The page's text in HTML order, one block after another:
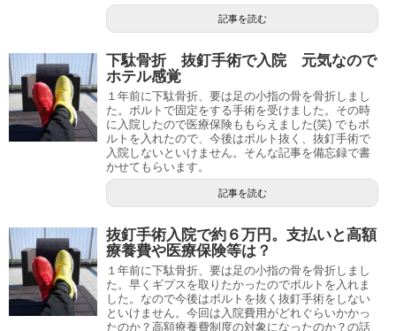
記事を読む
下駄骨折 抜釘手術で入院 元気なので
ホテル感覚
１年前に下駄骨折、要は足の小指の骨を骨折しまし
た。ボルトで固定をする手術を受けました。その時
に入院したので医療保険ももらえました(笑) でもボ
ルトを入れたので、今後はボルト抜く、抜釘手術で
入院しないといけません。そんな記事を備忘録で書
かせてもらいます。
記事を読む
抜釘手術入院で約６万円。支払いと高額
療養費や医療保険等は？
１年前に下駄骨折、要は足の小指の骨を骨折しまし
た。早くギプスを取りたかったのでボルトを入れま
した。なので今後はボルトを抜く抜釘手術をしない
といけません。今回は入院費用がどれぐらいかかっ
たのか？高額療養費制度の対象になったのか？の話